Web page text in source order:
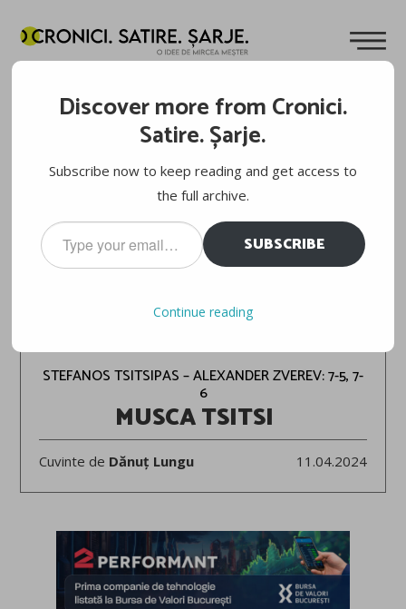
STEFANOS TSITSIPAS – ALEXANDER ZVEREV: 7-5, 7-
6
MUSCA TSITSI
Cuvinte de Dănuț Lungu 11.04.2024
Discover more from Cronici.
Satire. Șarje.
Subscribe now to keep reading and get access to
the full archive.
Type
your
email…
SUBSCRIBE
Continue reading